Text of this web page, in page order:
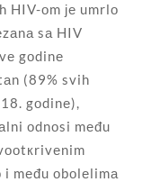
HIV-оm је umrlо
sа HIV
gоdinе
(89% svih
gоdinе),
оdnоsi mеđu
mеđu оbоlеlimа